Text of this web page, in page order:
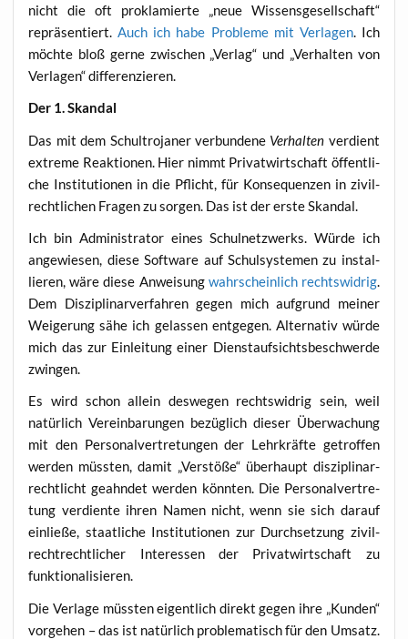
nicht die oft pro­kla­mier­te „neue Wis­sens­ge­sell­schaft“
reprä­sen­tiert.Auch ich habe Pro­ble­me mit Ver­la­gen. Ich
möch­te bloß ger­ne zwi­schen „Ver­lag“ und „Ver­hal­ten von
Ver­la­gen“ differenzieren.
Der 1. Skandal
Das mit dem Schul­tro­ja­ner ver­bun­de­ne Ver­hal­ten ver­dient
extre­me Reak­tio­nen. Hier nimmt Pri­vat­wirt­schaft öffent­li­
che Insti­tu­tio­nen in die Pflicht, für Kon­se­quen­zen in zivil­
recht­li­chen Fra­gen zu sor­gen. Das ist der ers­te Skandal.
Ich bin Admi­nis­tra­tor eines Schul­netz­werks. Wür­de ich
ange­wie­sen, die­se Soft­ware auf Schul­sys­te­men zu instal­
lie­ren, wäre die­se Anwei­sung wahr­schein­lich rechts­wid­rig.
Dem Dis­zi­pli­nar­ver­fah­ren gegen mich auf­grund mei­ner
Wei­ge­rung sähe ich gelas­sen ent­ge­gen. Alter­na­tiv wür­de
mich das zur Ein­lei­tung einer Dienst­auf­sichts­be­schwer­de
zwingen.
Es wird schon allein des­we­gen rechts­wid­rig sein, weil
natür­lich Ver­ein­ba­run­gen bezüg­lich die­ser Über­wa­chung
mit den Per­so­nal­ver­tre­tun­gen der Lehr­kräf­te getrof­fen
wer­den müss­ten, damit „Ver­stö­ße“ über­haupt dis­zi­pli­nar­
recht­licht geahn­det wer­den könn­ten. Die Per­so­nal­ver­tre­
tung ver­dien­te ihren Namen nicht, wenn sie sich dar­auf
ein­lie­ße, staat­li­che Insti­tu­tio­nen zur Durch­set­zung zivil­
recht­recht­li­cher Inter­es­sen der Pri­vat­wirt­schaft zu
funktionalisieren.
Die Ver­la­ge müss­ten eigent­lich direkt gegen ihre „Kun­den“
vor­ge­hen – das ist natür­lich pro­ble­ma­tisch für den Umsatz.